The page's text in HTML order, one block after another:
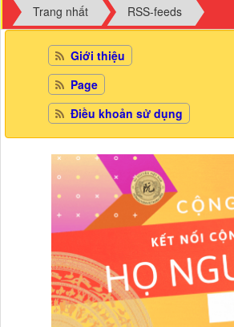
Trang nhất RSS-feeds
Giới thiệu
Page
Điều khoản sử dụng